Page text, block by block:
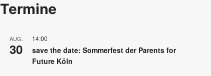
Termine
AUG.
30
14:00
save the date: Sommerfest der Parents for
Future Köln